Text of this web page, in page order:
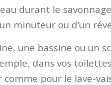
durant le
minuteur ou d’un
une bassine ou un
dans vos
comme pour le lave-